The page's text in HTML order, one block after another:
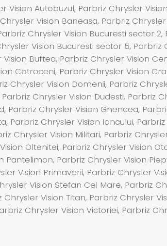
Autobuzul, Parbriz Chrysler
Vision Baneasa, Parbriz
Chrysler Vision Bucuresti sector
Vision Bucuresti sector 5, Parbriz
Buftea, Parbriz Chrysler Vision
Cotroceni, Parbriz Chrysler Vision
Chrysler Vision Domenii, Parbriz
Chrysler Vision Dudesti, Parbriz
Parbriz Chrysler Vision Ghencea,
Parbriz Chrysler Vision Iancului,
Chrysler Vision Militari, Parbriz
Oltenitei, Parbriz Chrysler Vision
Pantelimon, Parbriz Chrysler Vision
Vision Primaverii, Parbriz Chrysler
Vision Stefan Cel Mare, Parbriz
Vision Titan, Parbriz Chrysler
Chrysler Vision Victoriei, Parbriz